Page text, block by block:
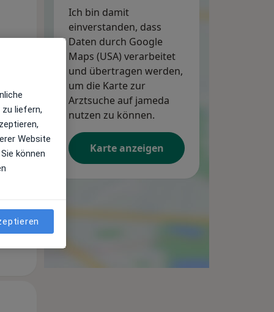
Mo,
10 Aug
Ich bin damit
einverstanden, dass
Daten durch Google
Maps (USA) verarbeitet
und übertragen werden,
um die Karte zur
Arztsuche auf jameda
nutzen zu können.
Karte anzeigen
liefern,
Website
können